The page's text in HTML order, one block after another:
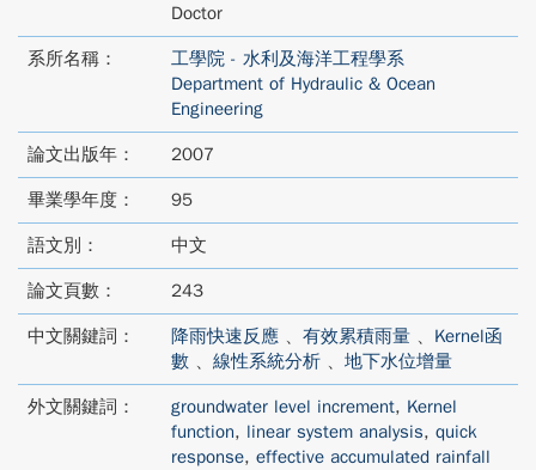
Doctor
系所名稱：
工學院 - 水利及海洋工程學系
Department of Hydraulic & Ocean
Engineering
論文出版年： 2007
畢業學年度： 95
語文別： 中文
論文頁數： 243
中文關鍵詞： 降雨快速反應 、 有效累積雨量 、 Kernel函
數 、 線性系統分析 、 地下水位增量
外文關鍵詞： groundwater level increment, Kernel
function, linear system analysis, quick
response, effective accumulated rainfall